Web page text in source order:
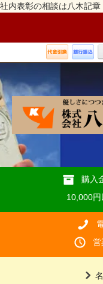
社内表彰の相談は八木記章
購入
10,000
営